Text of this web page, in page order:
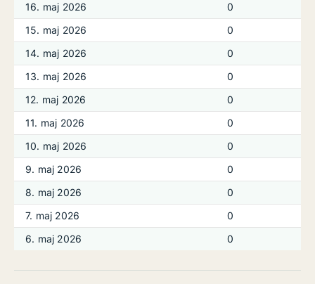
16. maj 2026
0
15. maj 2026
0
14. maj 2026
0
13. maj 2026
0
12. maj 2026
0
11. maj 2026
0
10. maj 2026
0
9. maj 2026
0
8. maj 2026
0
7. maj 2026
0
6. maj 2026
0